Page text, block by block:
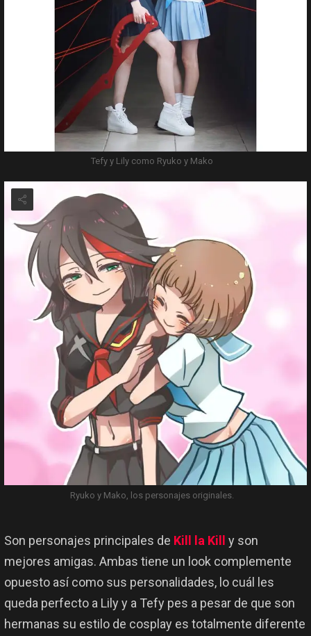
Tefy y Lily como Ryuko y Mako
Ryuko y Mako, los personajes originales.
Son personajes principales de Kill la Kill y son
mejores amigas. Ambas tiene un look complemente
opuesto así como sus personalidades, lo cuál les
queda perfecto a Lily y a Tefy pes a pesar de que son
hermanas su estilo de cosplay es totalmente diferente